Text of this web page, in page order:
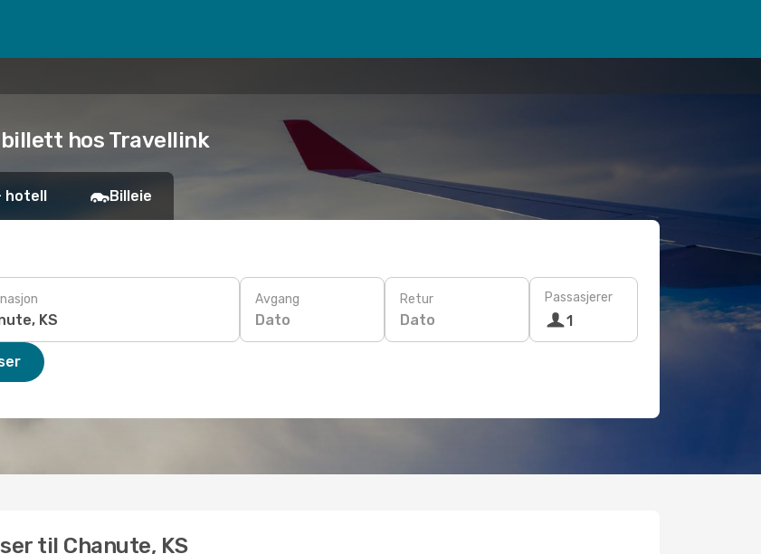
hos Travellink
hotell Billeie
Avgang
Dato
Retur
Dato
Passasjerer
1
til Chanute, KS